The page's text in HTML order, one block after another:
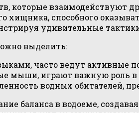
которые взаимодействуют
хищника, способного
удивительные
выделить:
часто ведут активные
играют важную роль в
водных обитателей,
баланса в водоеме,